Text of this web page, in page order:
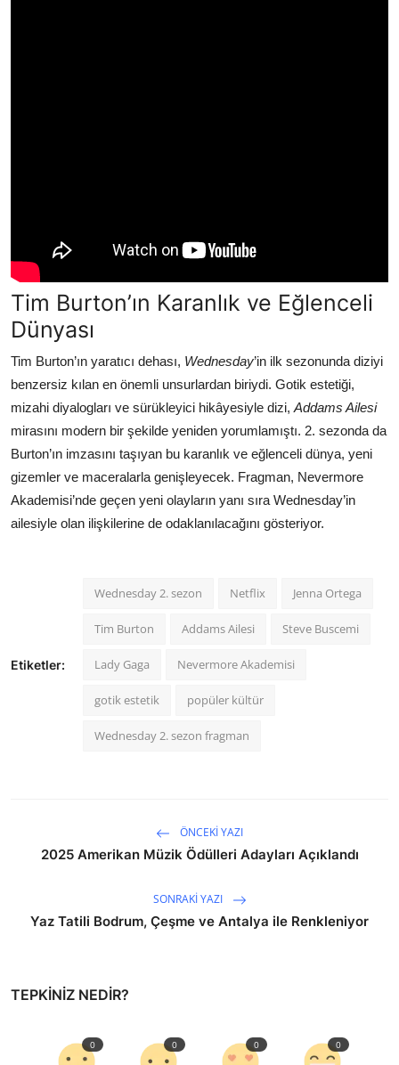
Tim Burton’ın Karanlık ve Eğlenceli
Dünyası
Tim Burton’ın yaratıcı dehası, Wednesday’in ilk sezonunda diziyi
benzersiz kılan en önemli unsurlardan biriydi. Gotik estetiği,
mizahi diyalogları ve sürükleyici hikâyesiyle dizi, Addams Ailesi
mirasını modern bir şekilde yeniden yorumlamıştı. 2. sezonda da
Burton’ın imzasını taşıyan bu karanlık ve eğlenceli dünya, yeni
gizemler ve maceralarla genişleyecek. Fragman, Nevermore
Akademisi’nde geçen yeni olayların yanı sıra Wednesday’in
ailesiyle olan ilişkilerine de odaklanılacağını gösteriyor.
Etiketler:
Wednesday 2. sezon Netflix Jenna Ortega
Tim Burton Addams Ailesi Steve Buscemi
Lady Gaga Nevermore Akademisi
gotik estetik popüler kültür
Wednesday 2. sezon fragman
ÖNCEKI YAZI
2025 Amerikan Müzik Ödülleri Adayları Açıklandı
SONRAKI YAZI
Yaz Tatili Bodrum, Çeşme ve Antalya ile Renkleniyor
TEPKINIZ NEDIR?
0 0 0 0